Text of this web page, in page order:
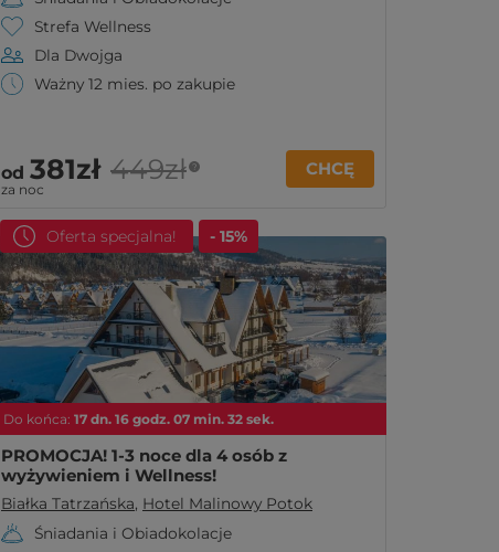
Strefa Wellness
Dla Dwojga
Ważny 12 mies. po zakupie
od 381zł
za noc
449zł ? CHCĘ
Do końca: 17 dn. 16 godz. 07 min. 30 sek.
Oferta specjalna! - 15%
PROMOCJA! 1-3 noce dla 4 osób z
wyżywieniem i Wellness!
Białka Tatrzańska, Hotel Malinowy Potok
Śniadania i Obiadokolacje